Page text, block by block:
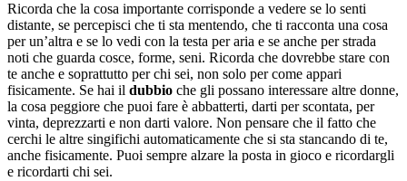
Ricorda che la cosa importante corrisponde a vedere se lo senti
distante, se percepisci che ti sta mentendo, che ti racconta una cosa
per un’altra e se lo vedi con la testa per aria e se anche per strada
noti che guarda cosce, forme, seni. Ricorda che dovrebbe stare con
te anche e soprattutto per chi sei, non solo per come appari
fisicamente. Se hai il dubbio che gli possano interessare altre donne,
la cosa peggiore che puoi fare è abbatterti, darti per scontata, per
vinta, deprezzarti e non darti valore. Non pensare che il fatto che
cerchi le altre singifichi automaticamente che si sta stancando di te,
anche fisicamente. Puoi sempre alzare la posta in gioco e ricordargli
e ricordarti chi sei.